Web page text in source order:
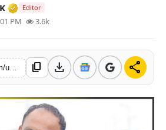
Verified Media or Organization •
Editor
PM 3.6k
content_copy download share